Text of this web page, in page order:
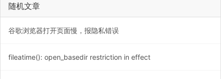
随机文章
谷歌浏览器打开页面慢，报隐私错误
fileatime(): open_basedir restriction in effect